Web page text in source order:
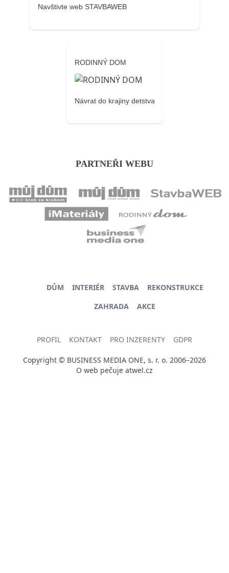
Navštivte web STAVBAWEB
RODINNÝ DOM
Návrat do krajiny detstva
PARTNEŘI WEBU
DŮM INTERIÉR STAVBA
REKONSTRUKCE
ZAHRADA
AKCE
PROFIL KONTAKT PRO INZERENTY GDPR
Copyright © BUSINESS MEDIA ONE, s. r. o. 2006–2026